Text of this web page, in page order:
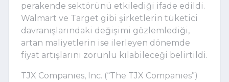
perakende sektörünü etkilediği ifade edildi.
Walmart ve Target gibi şirketlerin tüketici
davranışlarındaki değişimi gözlemlediği,
artan maliyetlerin ise ilerleyen dönemde
fiyat artışlarını zorunlu kılabileceği belirtildi.
TJX Companies, Inc. (“The TJX Companies”)